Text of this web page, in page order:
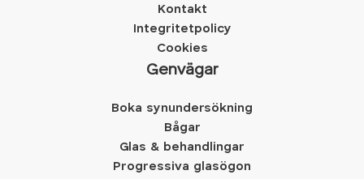
Kontakt
Integritetpolicy
Cookies
Genvägar
Boka synundersökning
Bågar
Glas & behandlingar
Progressiva glasögon